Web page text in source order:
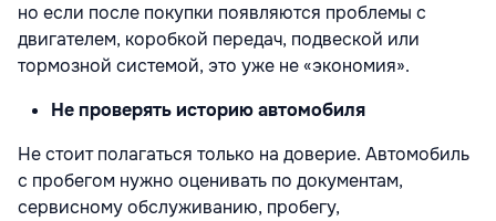
но если после покупки появляются проблемы с
двигателем, коробкой передач, подвеской или
тормозной системой, это уже не «экономия».
Не проверять историю автомобиля
Не стоит полагаться только на доверие. Автомобиль
с пробегом нужно оценивать по документам,
сервисному обслуживанию, пробегу,